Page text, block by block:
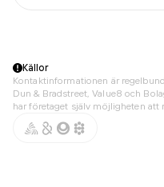
Källor
Kontaktinformationen är
Dun & Bradstreet, Value8 och
har företaget själv möjligheten att